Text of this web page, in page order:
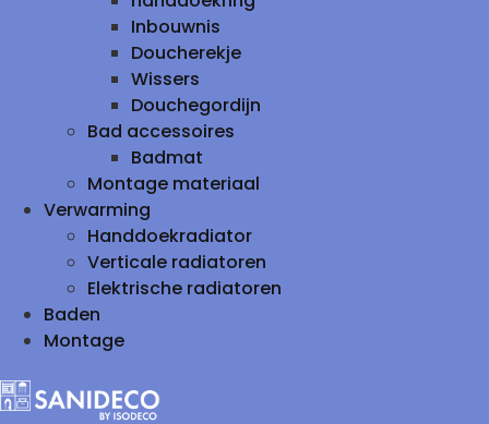
Inbouwnis
Doucherekje
Wissers
Douchegordijn
Bad accessoires
Badmat
Montage materiaal
Verwarming
Handdoekradiator
Verticale radiatoren
Elektrische radiatoren
Baden
Montage